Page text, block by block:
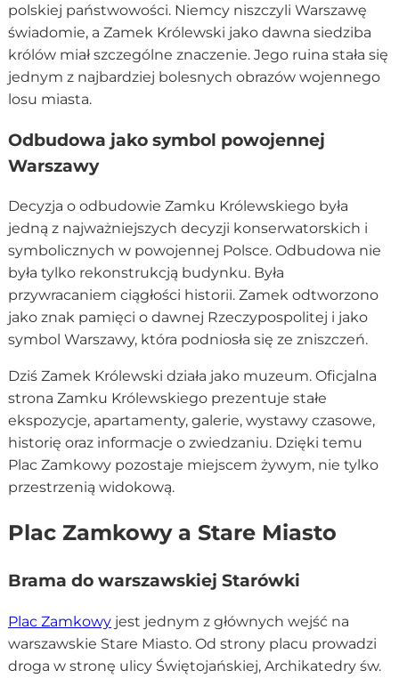
polskiej państwowości. Niemcy niszczyli Warszawę
świadomie, a Zamek Królewski jako dawna siedziba
królów miał szczególne znaczenie. Jego ruina stała się
jednym z najbardziej bolesnych obrazów wojennego
losu miasta.
Odbudowa jako symbol powojennej
Warszawy
Decyzja o odbudowie Zamku Królewskiego była
jedną z najważniejszych decyzji konserwatorskich i
symbolicznych w powojennej Polsce. Odbudowa nie
była tylko rekonstrukcją budynku. Była
przywracaniem ciągłości historii. Zamek odtworzono
jako znak pamięci o dawnej Rzeczypospolitej i jako
symbol Warszawy, która podniosła się ze zniszczeń.
Dziś Zamek Królewski działa jako muzeum. Oficjalna
strona Zamku Królewskiego prezentuje stałe
ekspozycje, apartamenty, galerie, wystawy czasowe,
historię oraz informacje o zwiedzaniu. Dzięki temu
Plac Zamkowy pozostaje miejscem żywym, nie tylko
przestrzenią widokową.
Plac Zamkowy a Stare Miasto
Brama do warszawskiej Starówki
Plac Zamkowyjest jednym z głównych wejść na
warszawskie Stare Miasto. Od strony placu prowadzi
droga w stronę ulicy Świętojańskiej, Archikatedry św.